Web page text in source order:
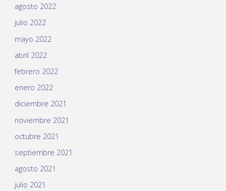
agosto 2022
julio 2022
mayo 2022
abril 2022
febrero 2022
enero 2022
diciembre 2021
noviembre 2021
octubre 2021
septiembre 2021
agosto 2021
julio 2021